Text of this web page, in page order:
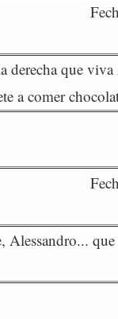
derecha que
a comer
Alessandro...